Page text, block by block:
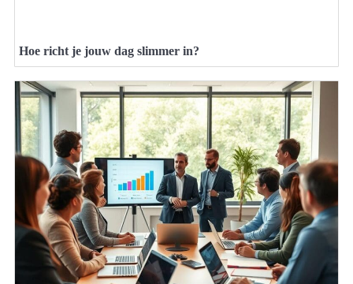
Hoe richt je jouw dag slimmer in?